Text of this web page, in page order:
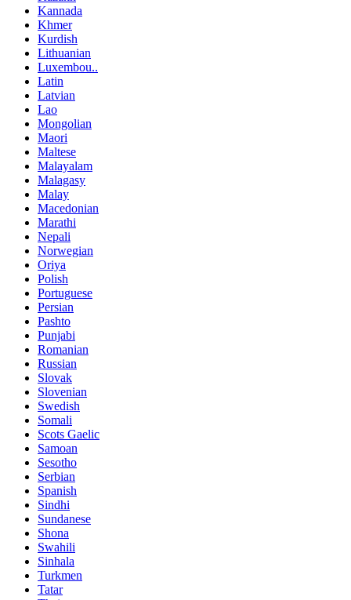
Kannada
Khmer
Kurdish
Lithuanian
Luxembou..
Latin
Latvian
Lao
Mongolian
Maori
Maltese
Malayalam
Malagasy
Malay
Macedonian
Marathi
Nepali
Norwegian
Oriya
Polish
Portuguese
Persian
Pashto
Punjabi
Romanian
Russian
Slovak
Slovenian
Swedish
Somali
Scots Gaelic
Samoan
Sesotho
Serbian
Spanish
Sindhi
Sundanese
Shona
Swahili
Sinhala
Turkmen
Tatar